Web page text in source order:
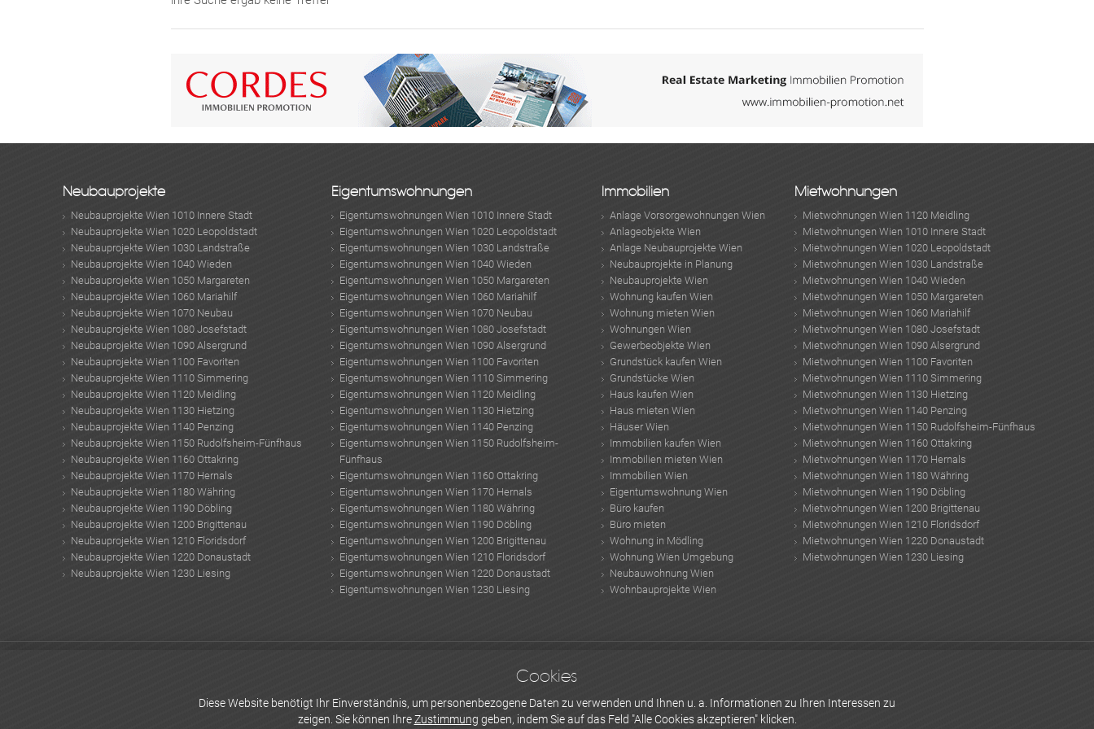
Neubauprojekte
Neubauprojekte Wien 1010 Innere Stadt
Neubauprojekte Wien 1020 Leopoldstadt
Neubauprojekte Wien 1030 Landstraße
Neubauprojekte Wien 1040 Wieden
Neubauprojekte Wien 1050 Margareten
Neubauprojekte Wien 1060 Mariahilf
Neubauprojekte Wien 1070 Neubau
Neubauprojekte Wien 1080 Josefstadt
Neubauprojekte Wien 1090 Alsergrund
Neubauprojekte Wien 1100 Favoriten
Neubauprojekte Wien 1110 Simmering
Neubauprojekte Wien 1120 Meidling
Neubauprojekte Wien 1130 Hietzing
Neubauprojekte Wien 1140 Penzing
Neubauprojekte Wien 1150 Rudolfsheim-Fünfhaus
Neubauprojekte Wien 1160 Ottakring
Neubauprojekte Wien 1170 Hernals
Neubauprojekte Wien 1180 Währing
Neubauprojekte Wien 1190 Döbling
Neubauprojekte Wien 1200 Brigittenau
Neubauprojekte Wien 1210 Floridsdorf
Neubauprojekte Wien 1220 Donaustadt
Neubauprojekte Wien 1230 Liesing
Eigentumswohnungen
Eigentumswohnungen Wien 1010 Innere Stadt
Eigentumswohnungen Wien 1020 Leopoldstadt
Eigentumswohnungen Wien 1030 Landstraße
Eigentumswohnungen Wien 1040 Wieden
Eigentumswohnungen Wien 1050 Margareten
Eigentumswohnungen Wien 1060 Mariahilf
Eigentumswohnungen Wien 1070 Neubau
Eigentumswohnungen Wien 1080 Josefstadt
Eigentumswohnungen Wien 1090 Alsergrund
Eigentumswohnungen Wien 1100 Favoriten
Eigentumswohnungen Wien 1110 Simmering
Eigentumswohnungen Wien 1120 Meidling
Eigentumswohnungen Wien 1130 Hietzing
Eigentumswohnungen Wien 1140 Penzing
Eigentumswohnungen Wien 1150 Rudolfsheim-
Fünfhaus
Eigentumswohnungen Wien 1160 Ottakring
Eigentumswohnungen Wien 1170 Hernals
Eigentumswohnungen Wien 1180 Währing
Eigentumswohnungen Wien 1190 Döbling
Eigentumswohnungen Wien 1200 Brigittenau
Eigentumswohnungen Wien 1210 Floridsdorf
Eigentumswohnungen Wien 1220 Donaustadt
Eigentumswohnungen Wien 1230 Liesing
Immobilien
Anlage Vorsorgewohnungen Wien
Anlageobjekte Wien
Anlage Neubauprojekte Wien
Neubauprojekte in Planung
Neubauprojekte Wien
Wohnung kaufen Wien
Wohnung mieten Wien
Wohnungen Wien
Gewerbeobjekte Wien
Grundstück kaufen Wien
Grundstücke Wien
Haus kaufen Wien
Haus mieten Wien
Häuser Wien
Immobilien kaufen Wien
Immobilien mieten Wien
Immobilien Wien
Eigentumswohnung Wien
Büro kaufen
Büro mieten
Wohnung in Mödling
Wohnung Wien Umgebung
Neubauwohnung Wien
Wohnbauprojekte Wien
Mietwohnungen
Mietwohnungen Wien 1120 Meidling
Mietwohnungen Wien 1010 Innere Stadt
Mietwohnungen Wien 1020 Leopoldstadt
Mietwohnungen Wien 1030 Landstraße
Mietwohnungen Wien 1040 Wieden
Mietwohnungen Wien 1050 Margareten
Mietwohnungen Wien 1060 Mariahilf
Mietwohnungen Wien 1080 Josefstadt
Mietwohnungen Wien 1090 Alsergrund
Mietwohnungen Wien 1100 Favoriten
Mietwohnungen Wien 1110 Simmering
Mietwohnungen Wien 1130 Hietzing
Mietwohnungen Wien 1140 Penzing
Mietwohnungen Wien 1150 Rudolfsheim-Fünfhaus
Mietwohnungen Wien 1160 Ottakring
Mietwohnungen Wien 1170 Hernals
Mietwohnungen Wien 1180 Währing
Mietwohnungen Wien 1190 Döbling
Mietwohnungen Wien 1200 Brigittenau
Mietwohnungen Wien 1210 Floridsdorf
Mietwohnungen Wien 1220 Donaustadt
Mietwohnungen Wien 1230 Liesing
Minimalismus Interieur Architekten Wien
Cookies
Diese Website benötigt Ihr Einverständnis, um personenbezogene Daten zu verwenden und Ihnen u. a. Informationen zu Ihren Interessen zu
zeigen. Sie können IhreZustimmung geben, indem Sie auf das Feld "Alle Cookies akzeptieren" klicken.